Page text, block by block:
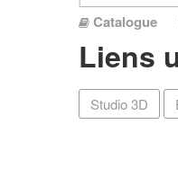
Catalogue
Liens
Studio 3D